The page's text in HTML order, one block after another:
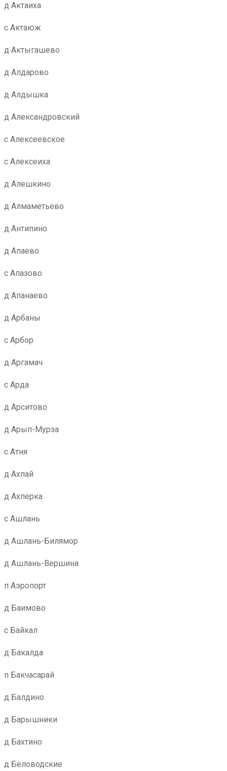
д Актаиха
с Актаюж
д Актыгашево
д Алдарово
д Алдышка
д Александровский
с Алексеевское
с Алексеиха
д Алешкино
д Алмаметьево
д Антипино
д Апаево
с Апазово
д Апанаево
д Арбаны
с Арбор
д Аргамач
с Арда
д Арситово
д Арып-Мурза
с Атня
д Ахпай
д Ахперка
с Ашлань
д Ашлань-Билямор
д Ашлань-Вершина
п Аэропорт
д Баимово
с Байкал
д Бакалда
п Бакчасарай
д Балдино
д Барышники
д Бахтино
д Беловодские